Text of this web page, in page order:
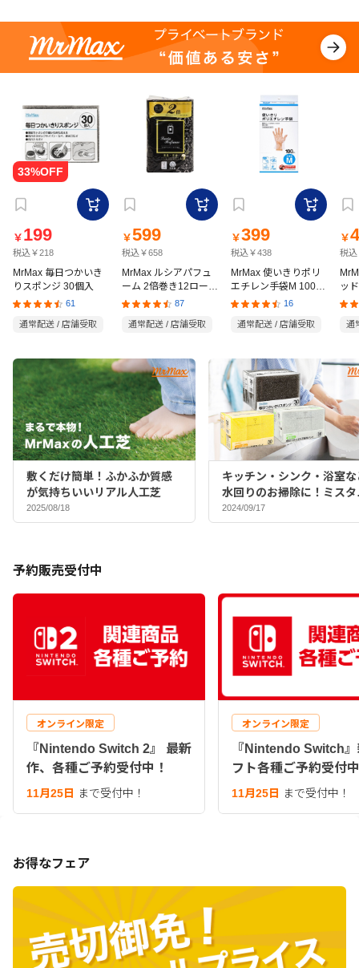
￥ 199
税込￥218
MrMax 毎日つかいき
りスポンジ 30個入
61
通常配送 / 店舗受取
￥599
税込￥658
MrMax ルシアパフュ
ーム 2倍巻き12ロール
ダブル
87
通常配送 / 店舗受取
￥399
税込￥438
MrMax 使いきりポリ
エチレン手袋M 100枚
入
16
通常配送 / 店舗受取
￥
税込
ッ
の
通
敷くだけ簡単！ふかふか質感
が気持ちいいリアル人工芝
2025/08/18
キッチン・シンク・浴室な
水回りのお掃除に！ミスタ
マックスバイヤーおすすめ
ポンジ♪
2024/09/17
予約販売受付中
オンライン限定
『Nintendo Switch 2』 最新
作、各種ご予約受付中！
11月25日 まで受付中！
オンライン限定
『Nintendo Switch
フト各種ご予約受付
11月25日 まで受付中！
お得なフェア